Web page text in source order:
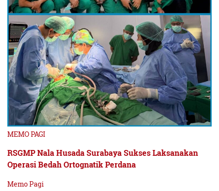
MEMO PAGI
RSGMP Nala Husada Surabaya Sukses Laksanakan
Operasi Bedah Ortognatik Perdana
Memo Pagi